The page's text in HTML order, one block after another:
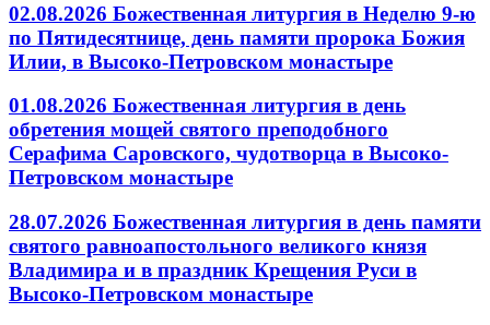
02.08.2026 Божественная литургия в Неделю 9-ю
по Пятидесятнице, день памяти пророка Божия
Илии, в Высоко-Петровском монастыре
01.08.2026 Божественная литургия в день
обретения мощей святого преподобного
Серафима Саровского, чудотворца в Высоко-
Петровском монастыре
28.07.2026 Божественная литургия в день памяти
святого равноапостольного великого князя
Владимира и в праздник Крещения Руси в
Высоко-Петровском монастыре